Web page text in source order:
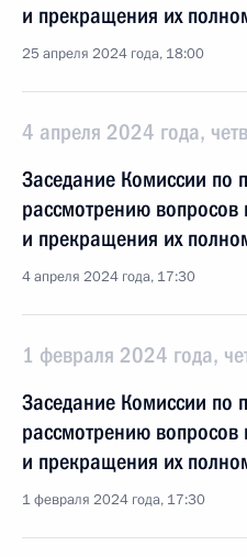
и прекращения их
25 апреля 2024 года, 18:00
4 апреля 2024 года,
Заседание Комиссии по
рассмотрению вопросов
и прекращения их
4 апреля 2024 года, 17:30
1 февраля 2024 года,
Заседание Комиссии по
рассмотрению вопросов
и прекращения их
1 февраля 2024 года, 17:30